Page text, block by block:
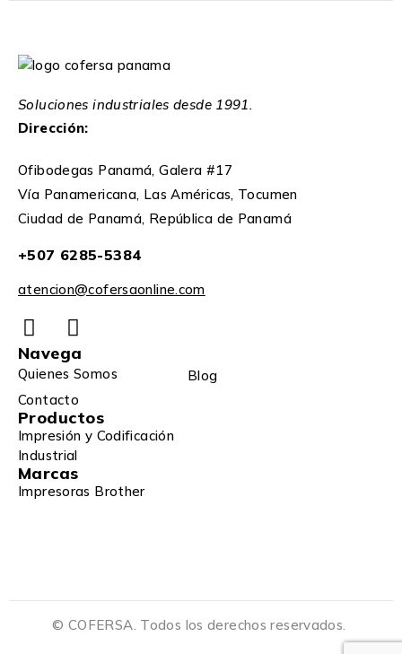
Soluciones industriales desde 1991.
Dirección:
Ofibodegas Panamá, Galera #17
Vía Panamericana, Las Américas, Tocumen
Ciudad de Panamá, República de Panamá
+507 6285-5384
atencion@cofersaonline.com
Navega
Quienes Somos
Blog
Contacto
Productos
Impresión y Codificación
Industrial
Marcas
Impresoras Brother
© COFERSA. Todos los derechos reservados.